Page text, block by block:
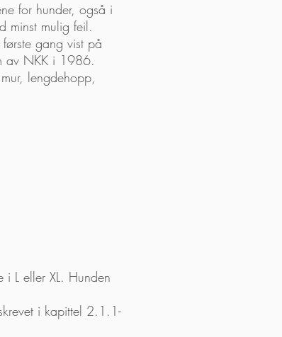
for hunder, også i
minst mulig feil.
gang vist på
av NKK i 1986.
lengdehopp,
i L eller XL. Hunden
i kapittel 2.1.1-